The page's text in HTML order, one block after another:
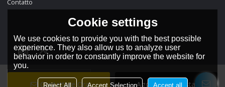
Contattare Ora Aggiungi Alla Lista Dei
Contatto
Italiano
Cookie settings
We use cookies to provide you with the best possible
experience. They also allow us to analyze user
behavior in order to constantly improve the website for
you.
Reject All Accept Selection Accept all